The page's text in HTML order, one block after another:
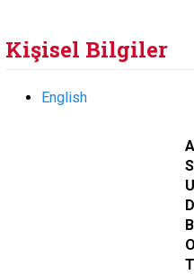
Kişisel Bilgiler
English